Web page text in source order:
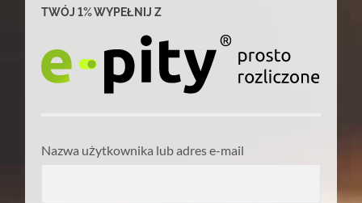
TWÓJ 1% WYPEŁNIJ Z
Nazwa użytkownika lub adres e-mail